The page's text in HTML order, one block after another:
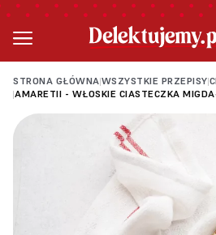
STRONA GŁÓWNA|WSZYSTKIE PRZEPISY|
|AMARETII - WŁOSKIE CIASTECZKA